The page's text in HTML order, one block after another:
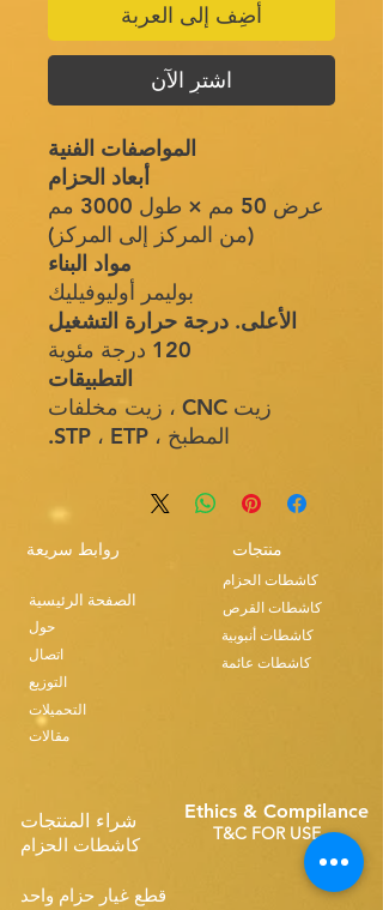
أضِف إلى العربة
اشترِ الآن
المواصفات الفنية
أبعاد الحزام
عرض 50 مم × طول 3000 مم
(من المركز إلى المركز)
مواد البناء
بوليمر أوليوفيليك
الأعلى. درجة حرارة التشغيل
120 درجة مئوية
التطبيقات
زيت CNC ، زيت مخلفات
المطبخ ، STP ، ETP.
روابط سريعة
الصفحة الرئيسية
حول
اتصال
التوزيع
التحميلات
مقالات
منتجات
كاشطات الحزام
كاشطات القرص
كاشطات أنبوبية
كاشطات عائمة
شراء المنتجات
كاشطات الحزام
Ethics & Compilance
T&C FOR USE
قطع غيار حزام واحد